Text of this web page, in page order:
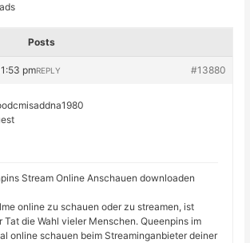
Posts
pm #13880
REPLY
Stream Online Anschauen downloaden
online zu schauen oder zu streamen, ist
Tat die Wahl vieler Menschen. Queenpins im
online schauen beim Streaminganbieter deiner